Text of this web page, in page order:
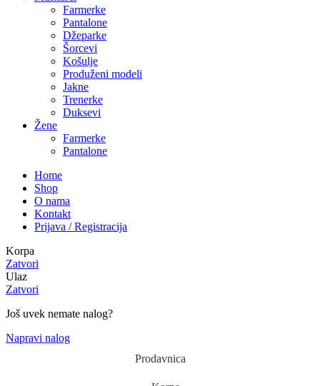
Farmerke
Pantalone
Džeparke
Šorcevi
Košulje
Produženi modeli
Jakne
Trenerke
Duksevi
Žene
Farmerke
Pantalone
Home
Shop
O nama
Kontakt
Prijava / Registracija
Korpa
Zatvori
Ulaz
Zatvori
Još uvek nemate nalog?
Napravi nalog
Prodavnica